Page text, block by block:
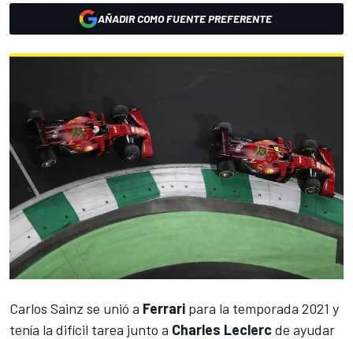
AÑADIR COMO FUENTE PREFERENTE
Carlos Sainz se unió a Ferrari para la temporada 2021 y
tenía la difícil tarea junto a Charles Leclercde ayudar